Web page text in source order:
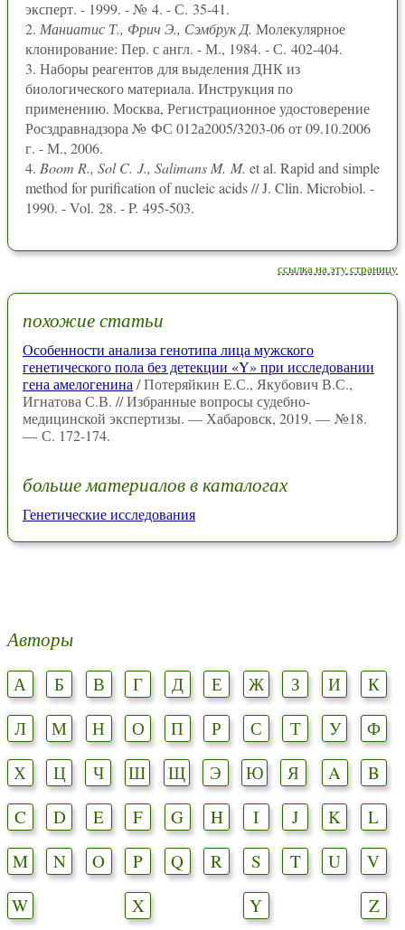
эксперт. - 1999. - № 4. - С. 35-41.
2. Маниатис Т., Фрич Э., Сэмбрук Д. Молекулярное
клонирование: Пер. с англ. - М., 1984. - С. 402-404.
3. Наборы реагентов для выделения ДНК из
биологического материала. Инструкция по
применению. Москва, Регистрационное удостоверение
Росздравнадзора № ФС 012а2005/3203-06 от 09.10.2006
г. - М., 2006.
4. Boom R., Sol C. J., Salimans M. M. et al. Rapid and simple
method for purification of nucleic acids // J. Clin. Microbiol. -
1990. - Vol. 28. - P. 495-503.
ссылка на эту страницу
похожие статьи
Особенности анализа генотипа лица мужского
генетического пола без детекции «Y» при исследовании
гена амелогенина/ Потеряйкин Е.С., Якубович В.С.,
Игнатова С.В. // Избранные вопросы судебно-
медицинской экспертизы. — Хабаровск, 2019. — №18.
— С. 172-174.
больше материалов в каталогах
Генетические исследования
Авторы
А Б В Г Д Е Ж З И
К
Л
М Н О П Р С Т У
Ф
Х
Ц Ч Ш Щ Э Ю Я A
B
C
D E F G H I J K
L
M
N O P Q R S T U
V
W
X Y Z